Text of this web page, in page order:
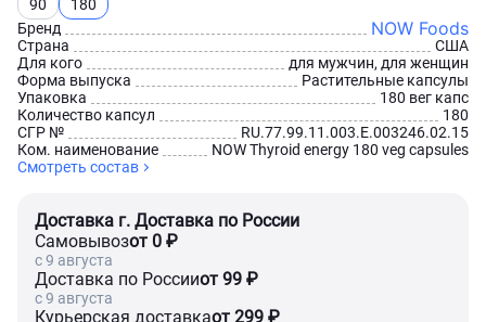
90
180
Бренд
NOW Foods
Страна
США
Для кого
для мужчин, для женщин
Форма выпуска
Растительные капсулы
Упаковка
180 вег капс
Количество капсул
180
СГР №
RU.77.99.11.003.Е.003246.02.15
Ком. наименование
NOW Thyroid energy 180 veg capsules
Смотреть состав
Доставка г. Доставка по России
Самовывозот 0 ₽
c 9 августа
Доставка по Россииот 99 ₽
c 9 августа
Курьерская доставкаот 299 ₽